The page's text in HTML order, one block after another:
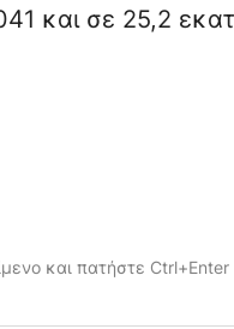
και σε 25,2
και πατήστε Ctrl+Enter